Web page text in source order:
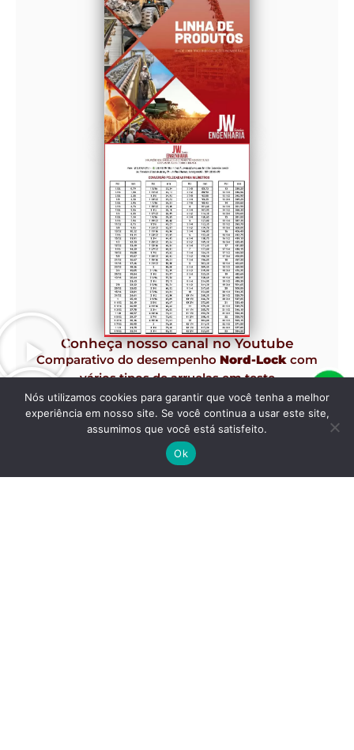
Conheça nosso canal no Youtube
Comparativo do desempenho Nord-Lock com
vários tipos de arruelas em teste
Junker de Vibração.
Nós utilizamos cookies para garantir que você tenha a melhor
experiência em nosso site. Se você continua a usar este site,
assumimos que você está satisfeito.
Ok